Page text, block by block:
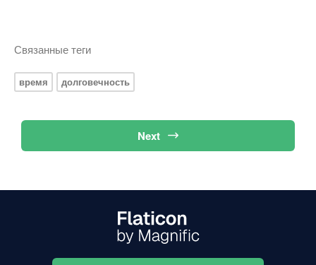
Связанные теги
время долговечность
Next